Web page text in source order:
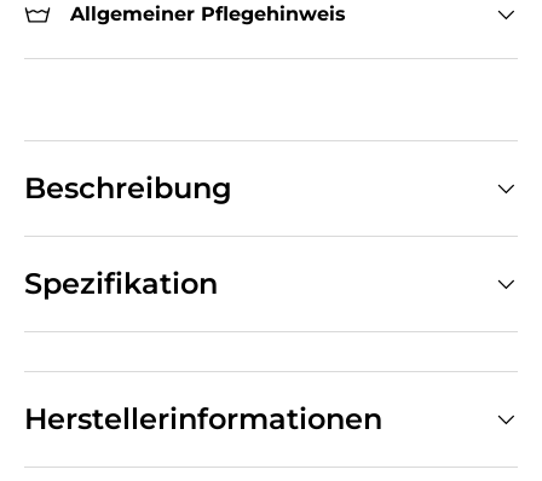
Allgemeiner Pflegehinweis
Beschreibung
Spezifikation
Herstellerinformationen